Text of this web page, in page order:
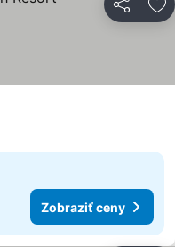
Zdieľať
Zobraziť ceny